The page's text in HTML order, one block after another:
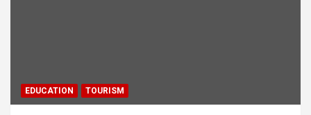
EDUCATION TOURISM